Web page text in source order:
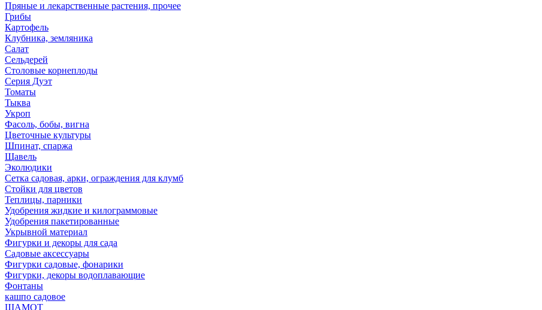
Пряные и лекарственные растения, прочее
Грибы
Картофель
Клубника, земляника
Салат
Сельдерей
Столовые корнеплоды
Серия Дуэт
Томаты
Тыква
Укроп
Фасоль, бобы, вигна
Цветочные культуры
Шпинат, спаржа
Щавель
Эколюдики
Сетка садовая, арки, ограждения для клумб
Стойки для цветов
Теплицы, парники
Удобрения жидкие и килограммовые
Удобрения пакетированные
Укрывной материал
Фигурки и декоры для сада
Садовые аксессуары
Фигурки садовые, фонарики
Фигурки, декоры водоплавающие
Фонтаны
кашпо садовое
ШАМОТ